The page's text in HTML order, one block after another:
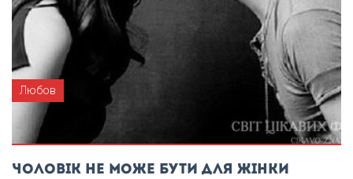
Любов
Чоловік не може бути для жінки